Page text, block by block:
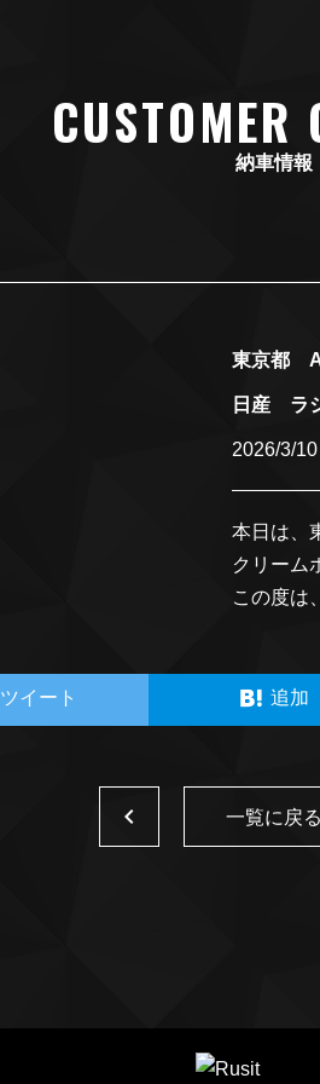
CUSTOMER
納車情報
東京都
日産 ラ
2026/3/10
本日は、
クリーム
この度は
ツイート 追加
一覧に戻る